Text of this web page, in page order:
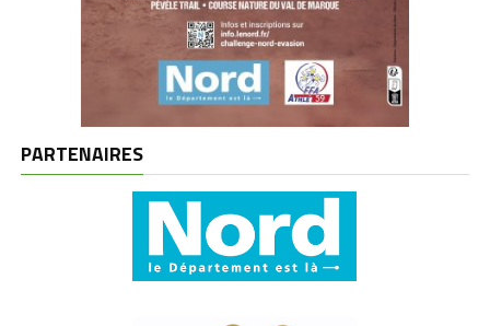
PARTENAIRES